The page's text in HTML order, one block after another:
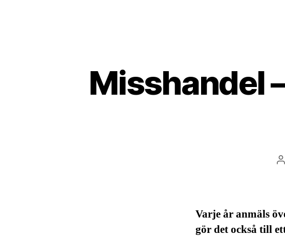
Misshandel
Varje år anmäls
gör det också till